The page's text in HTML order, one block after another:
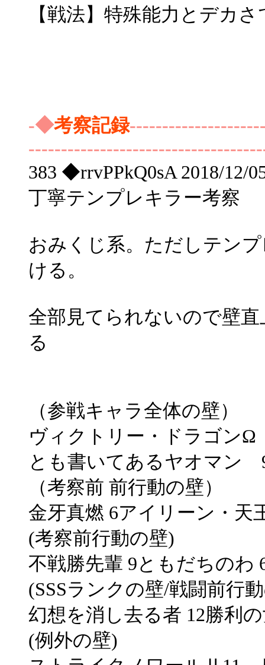
【戦法】特殊能力とデカ
-◆考察記録
383 ◆rrvPPkQ0sA 2018/12/
丁寧テンプレキラー考察
おみくじ系。ただしテン
ける。
全部見てられないので壁
る
（参戦キャラ全体の壁）
ヴィクトリー・ドラゴン
とも書いてあるヤオマン
（考察前 前行動の壁）
金牙真燃 6アイリーン・天
(考察前行動の壁)
不戦勝先輩 9ともだちのわ
(SSSランクの壁/戦闘前行
幻想を消し去る者 12勝利
(例外の壁)